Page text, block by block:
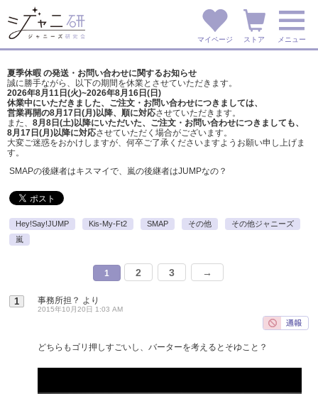
マイページ ストア メニュー
夏季休暇 の発送・お問い合わせに関するお知らせ
誠に勝手ながら、以下の期間を休業とさせていただきます。
2026年8月11日(火)~2026年8月16日(日)
休業中にいただきました、ご注文・お問い合わせにつきましては、
営業再開の8月17日(月)以降、順に対応させていただきます。
また、 8月8日(土)以降にいただいた、ご注文・ お問い合わせにつきましても、
8月17日(月)以降に対応させていただく場合がございます。
大変ご迷惑をおかけしますが、 何卒ご了承くださいますようお願い申し上げま
す。
SMAPの後継者はキスマイで、嵐の後継者はJUMPなの？
Hey!Say!JUMP Kis-My-Ft2 SMAP その他
その他ジャニーズ
嵐
1 2 3 →
1 事務所担？ より
2015年10月20日 1:03 AM
どちらもゴリ押しすごいし、バーターを考えるとそゆこと？